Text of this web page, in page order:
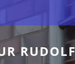
RUDOLF